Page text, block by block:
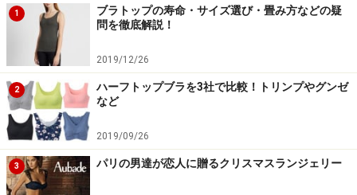
1
ブラトップの寿命・サイズ選び・畳み方などの疑
問を徹底解説！
2019/12/26
2
ハーフトップブラを3社で比較！トリンプやグンゼ
など
2019/09/26
3 パリの男達が恋人に贈るクリスマスランジェリー